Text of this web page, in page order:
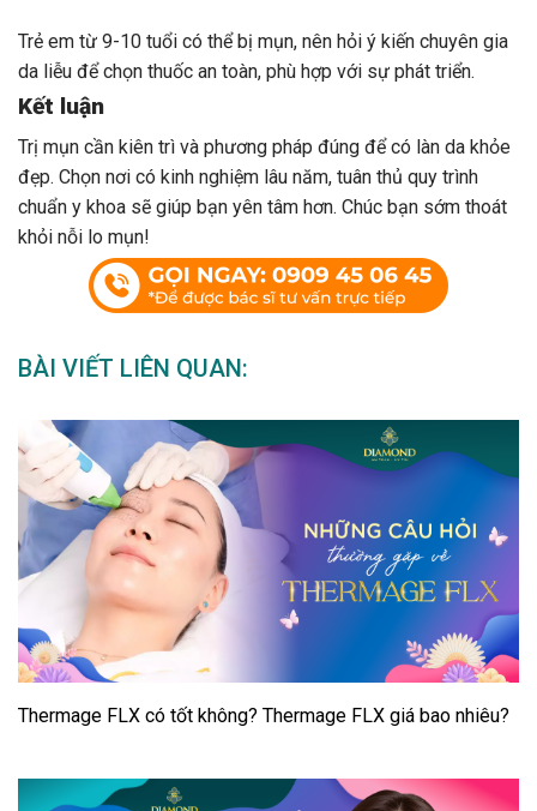
Trẻ em từ 9-10 tuổi có thể bị mụn, nên hỏi ý kiến chuyên gia
da liễu để chọn thuốc an toàn, phù hợp với sự phát triển.
Kết luận
Trị mụn cần kiên trì và phương pháp đúng để có làn da khỏe
đẹp. Chọn nơi có kinh nghiệm lâu năm, tuân thủ quy trình
chuẩn y khoa sẽ giúp bạn yên tâm hơn. Chúc bạn sớm thoát
khỏi nỗi lo mụn!
BÀI VIẾT LIÊN QUAN:
Thermage FLX có tốt không? Thermage FLX giá bao nhiêu?